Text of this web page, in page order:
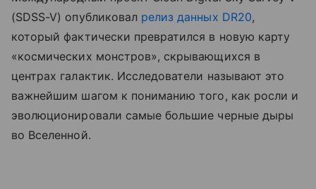
(SDSS-V) опубликовал релиз данных DR20,
который фактически превратился в новую карту
«космических монстров», скрывающихся в
центрах галактик. Исследователи называют это
важнейшим шагом к пониманию того, как росли и
эволюционировали самые большие черные дыры
во Вселенной.